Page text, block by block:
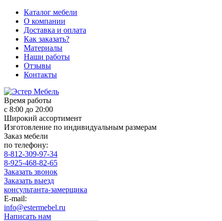
Каталог мебели
О компании
Доставка и оплата
Как заказать?
Материалы
Наши работы
Отзывы
Контакты
Время работы
с 8:00 до 20:00
Широкий ассортимент
Изготовление по индивидуальным размерам
Заказ мебели
по телефону:
8-812-309-97-34
8-925-468-82-65
Заказать звонок
Заказать выезд
консультанта-замерщика
E-mail:
info@estermebel.ru
Написать нам